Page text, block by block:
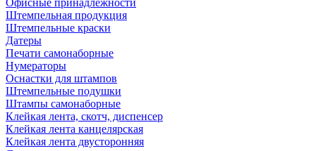
Офисные принадлежности
Штемпельная продукция
Штемпельные краски
Датеры
Печати самонаборные
Нумераторы
Оснастки для штампов
Штемпельные подушки
Штампы самонаборные
Клейкая лента, скотч, диспенсер
Клейкая лента канцелярская
Клейкая лента двусторонняя